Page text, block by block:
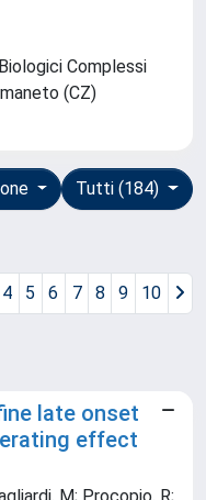
Complessi
(CZ)
Tutti (184)
4 5 6 7 8 9 10
late onset
effect